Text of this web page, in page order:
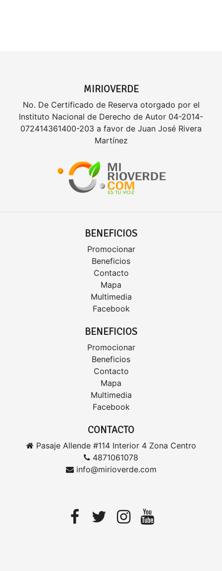
MIRIOVERDE
No. De Certificado de Reserva otorgado por el
Instituto Nacional de Derecho de Autor 04-2014-
072414361400-203 a favor de Juan José Rivera
Martínez
BENEFICIOS
Promocionar
Beneficios
Contacto
Mapa
Multimedia
Facebook
BENEFICIOS
Promocionar
Beneficios
Contacto
Mapa
Multimedia
Facebook
CONTACTO
Pasaje Allende #114 Interior 4 Zona Centro
4871061078
info@mirioverde.com